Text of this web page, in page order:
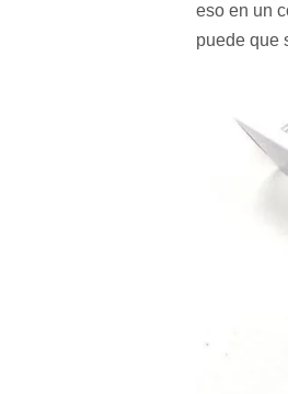
eso en un
puede que